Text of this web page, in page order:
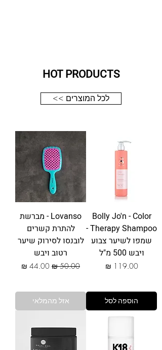
HOT PRODUCTS
<< לכל המוצרים
Bolly Jo'n - Color
Therapy Shampoo -
שמפו לשיער צבוע
ויבש 500 מ"ל
מחיר‏119.00 ‏₪
הוספה לסל
Lovanso - מברשת
להתרת קשרים
לובנסו לסירוק שיער
רטוב ויבש
מחיר רגיל מחיר מבצע
אזל מהמלאי